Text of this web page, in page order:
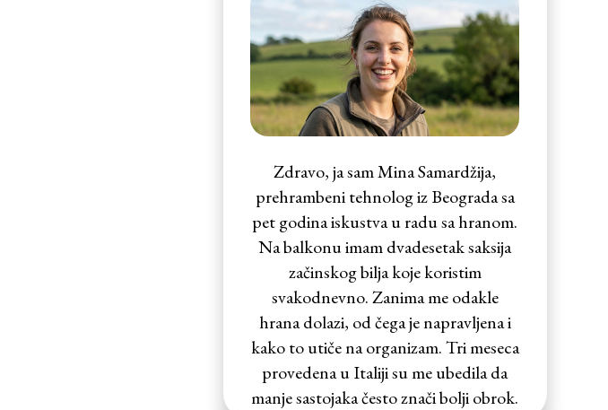
Zdravo, ja sam Mina Samardžija,
prehrambeni tehnolog iz Beograda sa
pet godina iskustva u radu sa hranom.
Na balkonu imam dvadesetak saksija
začinskog bilja koje koristim
svakodnevno. Zanima me odakle
hrana dolazi, od čega je napravljena i
kako to utiče na organizam. Tri meseca
provedena u Italiji su me ubedila da
manje sastojaka često znači bolji obrok.